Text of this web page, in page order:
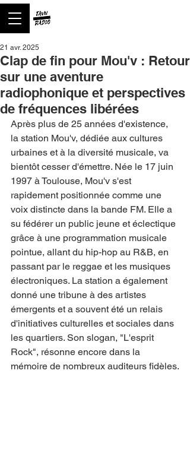
Clap de fin pour Mou'v : Retour
sur une aventure
radiophonique et perspectives
de fréquences libérées
21 avr. 2025
Après plus de 25 années d'existence,
la station Mou'v, dédiée aux cultures
urbaines et à la diversité musicale, va
bientôt cesser d'émettre. Née le 17 juin
1997 à Toulouse, Mou'v s'est
rapidement positionnée comme une
voix distincte dans la bande FM. Elle a
su fédérer un public jeune et éclectique
grâce à une programmation musicale
pointue, allant du hip-hop au R&B, en
passant par le reggae et les musiques
électroniques. La station a également
donné une tribune à des artistes
émergents et a souvent été un relais
d'initiatives culturelles et sociales dans
les quartiers. Son slogan, "L'esprit
Rock", résonne encore dans la
mémoire de nombreux auditeurs fidèles.